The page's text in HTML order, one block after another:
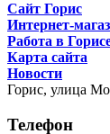
Сайт Горис
Интернет-
Работа в
Карта сайта
Новости
Горис, улица
Телефон